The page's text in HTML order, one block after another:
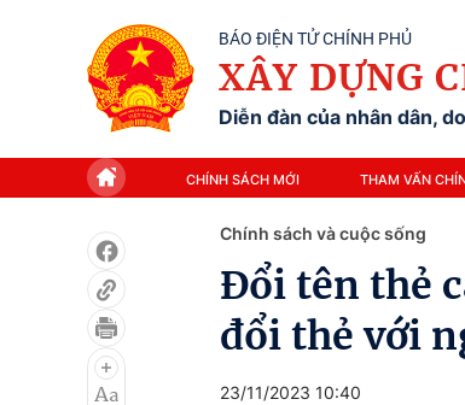
BÁO ĐIỆN TỬ CHÍNH PHỦ
XÂY DỰNG
Diễn đàn của nhân dân,
CHÍNH SÁCH MỚI THAM VẤN
Chính sách và cuộc sống
Đổi tên thẻ
đổi thẻ với
23/11/2023 10:40